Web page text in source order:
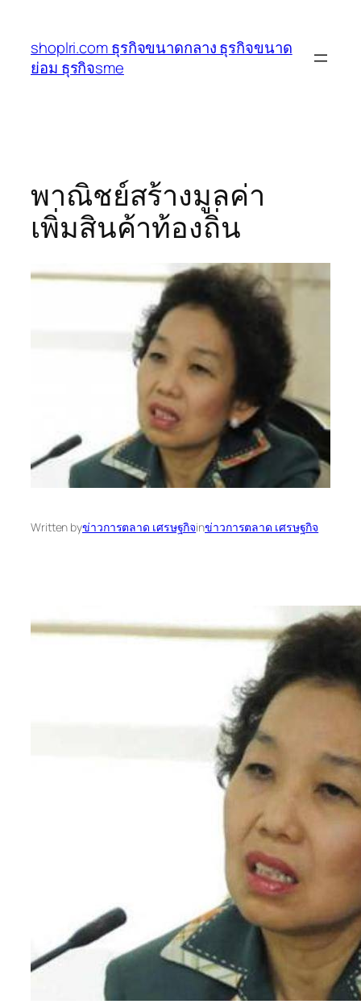
เนื้อหา
shoplri.com ธุรกิจขนาดกลาง ธุรกิจขนาด
ย่อม ธุรกิจsme
พาณิชย์สร้างมูลค่า
เพิ่มสินค้าท้องถิ่น
Written byข่าวการตลาด เศรษฐกิจinข่าวการตลาด เศรษฐกิจ